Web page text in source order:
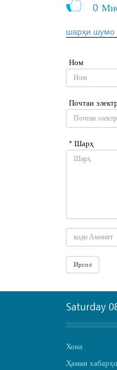
0
шарҳи шумо
Ном
Почтаи
* Шарҳ
Saturday
Хона
Ҳамаи хабарҳо